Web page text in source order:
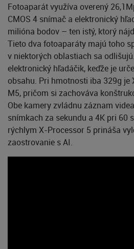
Fotoaparát využíva overený
CMOS 4 snímač a elektronický
milióna bodov – ten istý, ktorý
Tieto dva fotoaparáty majú toho
v niektorých oblastiach sa
elektronický hľadáčik, keďže je
obsahu. Pri hmotnosti iba 329g je
M5, pričom si zachováva
Obe kamery zvládnu záznam
snímkach za sekundu a 4K pri 60
rýchlym X-Processor 5 prináša
zaostrovanie s AI.